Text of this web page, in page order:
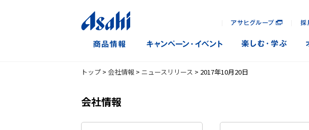
トップ > 会社情報 > ニュースリリース > 2017年10月20日
会社情報